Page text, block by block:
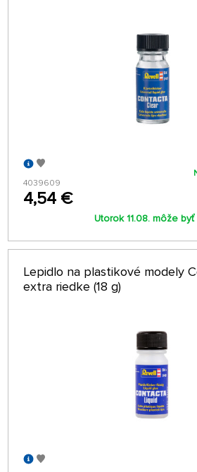
4039609
4,54 €
Utorok 11.08. môže byť
Lepidlo na plastikové modely
extra riedke (18 g)